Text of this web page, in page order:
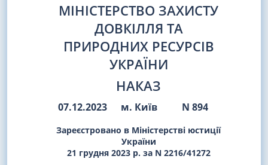
МІНІСТЕРСТВО ЗАХИСТУ
ДОВКІЛЛЯ ТА
ПРИРОДНИХ РЕСУРСІВ
УКРАЇНИ
НАКАЗ
07.12.2023 м. Київ N 894
Зареєстровано в Міністерстві юстиції
України
21 грудня 2023 р. за N 2216/41272